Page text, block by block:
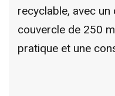
recyclable, avec
couvercle de 250
pratique et une